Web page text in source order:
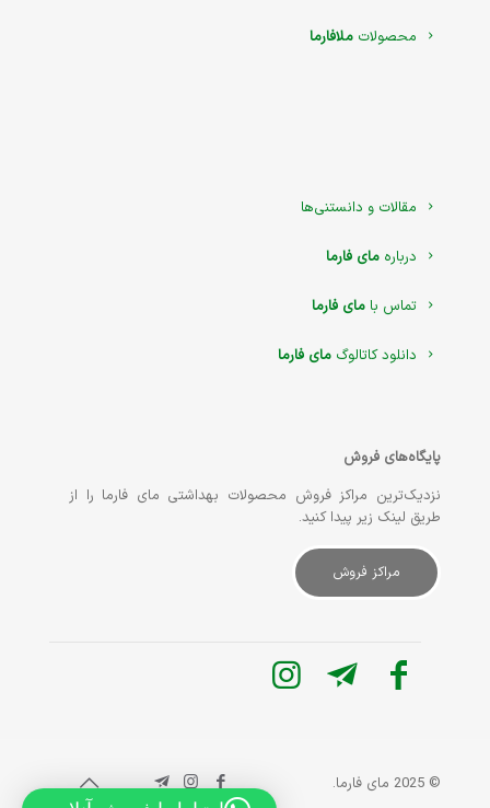
محصولات ملافارما
مقالات و دانستنی‌ها
درباره مای فارما
تماس با مای فارما
دانلود کاتالوگ مای فارما
پایگاه‌های فروش
نزدیک‌ترین مراکز فروش محصولات بهداشتی مای فارما را از
طریق لینک زیر پیدا کنید.
مراکز فروش
© 2025 مای فارما.